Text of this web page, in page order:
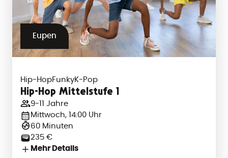
Eupen
Hip-HopFunkyK-Pop
Hip-Hop Mittelstufe 1
9-11 Jahre
Mittwoch, 14:00 Uhr
60 Minuten
235 €
Mehr Details